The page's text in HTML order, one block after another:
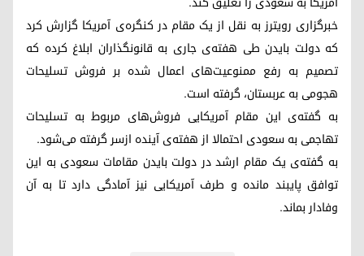
خبرگزاری رویترز به نقل از یک مقام در کنگره‌ی آمریکا گزارش کرد
که دولت بایدن طی هفته‌ی جاری به قانونگذاران ابلاغ کرده که
تصمیم به رفع ممنوعیت‌های اعمال شده بر فروش تسلیحات
هجومی به عربستان، گرفته است.
به گفته‌ی این مقام آمریکایی فروش‌های مربوط به تسلیحات
تهاجمی به سعودی احتمالا از هفته‌ی آینده ازسر گرفته می‌شود.
به گفته‌ی یک مقام ارشد در دولت بایدن مقامات سعودی به این
توافق پایبند مانده و طرف آمریکایی نیز آمادگی دارد تا به آن
وفادار بماند.